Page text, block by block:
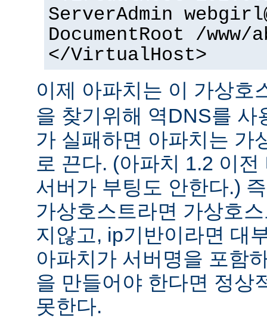
ServerAdmin
DocumentRoot /www/
</VirtualHost>
이제 아파치는 이 가상호
을 찾기위해 역DNS를 사
가 실패하면 아파치는 가
로 끈다. (아파치 1.2 이
서버가 부팅도 안한다.)
가상호스트라면 가상호
지않고, ip기반이라면 대
아파치가 서버명을 포함
을 만들어야 한다면 정상
못한다.